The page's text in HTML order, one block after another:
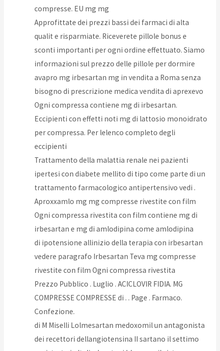
compresse. EU mg mg
Approfittate dei prezzi bassi dei farmaci di alta
qualit e risparmiate. Riceverete pillole bonus e
sconti importanti per ogni ordine effettuato. Siamo
informazioni sul prezzo delle pillole per dormire
avapro mg irbesartan mg in vendita a Roma senza
bisogno di prescrizione medica vendita di aprexevo
Ogni compressa contiene mg di irbesartan.
Eccipienti con effetti noti mg di lattosio monoidrato
per compressa. Per lelenco completo degli
eccipienti
Trattamento della malattia renale nei pazienti
ipertesi con diabete mellito di tipo come parte di un
trattamento farmacologico antipertensivo vedi .
Aproxxamlo mg mg compresse rivestite con film
Ogni compressa rivestita con film contiene mg di
irbesartan e mg di amlodipina come amlodipina
di ipotensione allinizio della terapia con irbesartan
vedere paragrafo Irbesartan Teva mg compresse
rivestite con film Ogni compressa rivestita
Prezzo Pubblico . Luglio . ACICLOVIR FIDIA. MG
COMPRESSE COMPRESSE di . . Page . Farmaco.
Confezione.
di M Miselli Lolmesartan medoxomil un antagonista
dei recettori dellangiotensina II sartano il settimo